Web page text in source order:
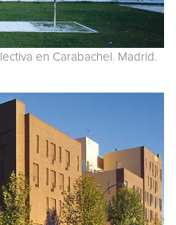
en Carabachel. Madrid.